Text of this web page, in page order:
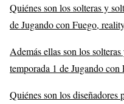
Quiénes son los solteras y
de Jugando con Fuego,
Además ellas son los
temporada 1 de Jugando
Quiénes son los diseñadores